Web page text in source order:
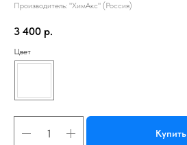
Производитель: "ХимАкс" (Россия)
3 400 р.
Цвет
Купить